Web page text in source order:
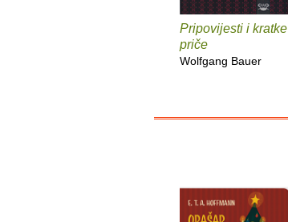
Pripovijesti i kratke
priče
Wolfgang Bauer